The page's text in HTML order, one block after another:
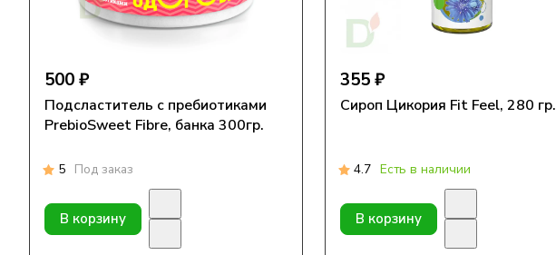
500 ₽
Подсластитель с пребиотиками
PrebioSweet Fibre, банка 300гр.
5 Под заказ
В корзину
355 ₽
Сироп Цикория Fit Feel, 280 гр.
4.7 Есть в наличии
В корзину